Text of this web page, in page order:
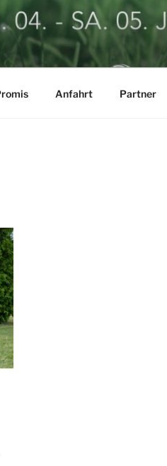
Anfahrt Partner